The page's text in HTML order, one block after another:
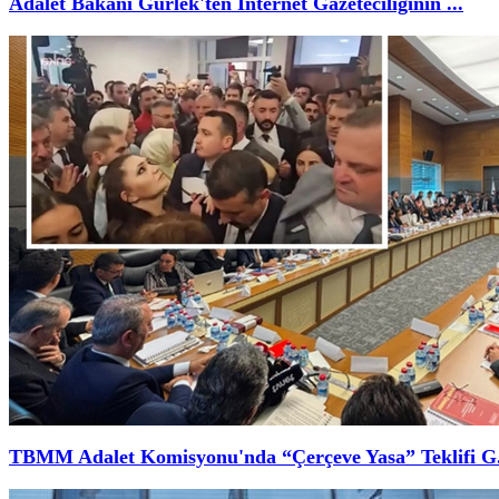
TBMM Adalet Komisyonu'nda “Çerçeve Yasa” Teklifi